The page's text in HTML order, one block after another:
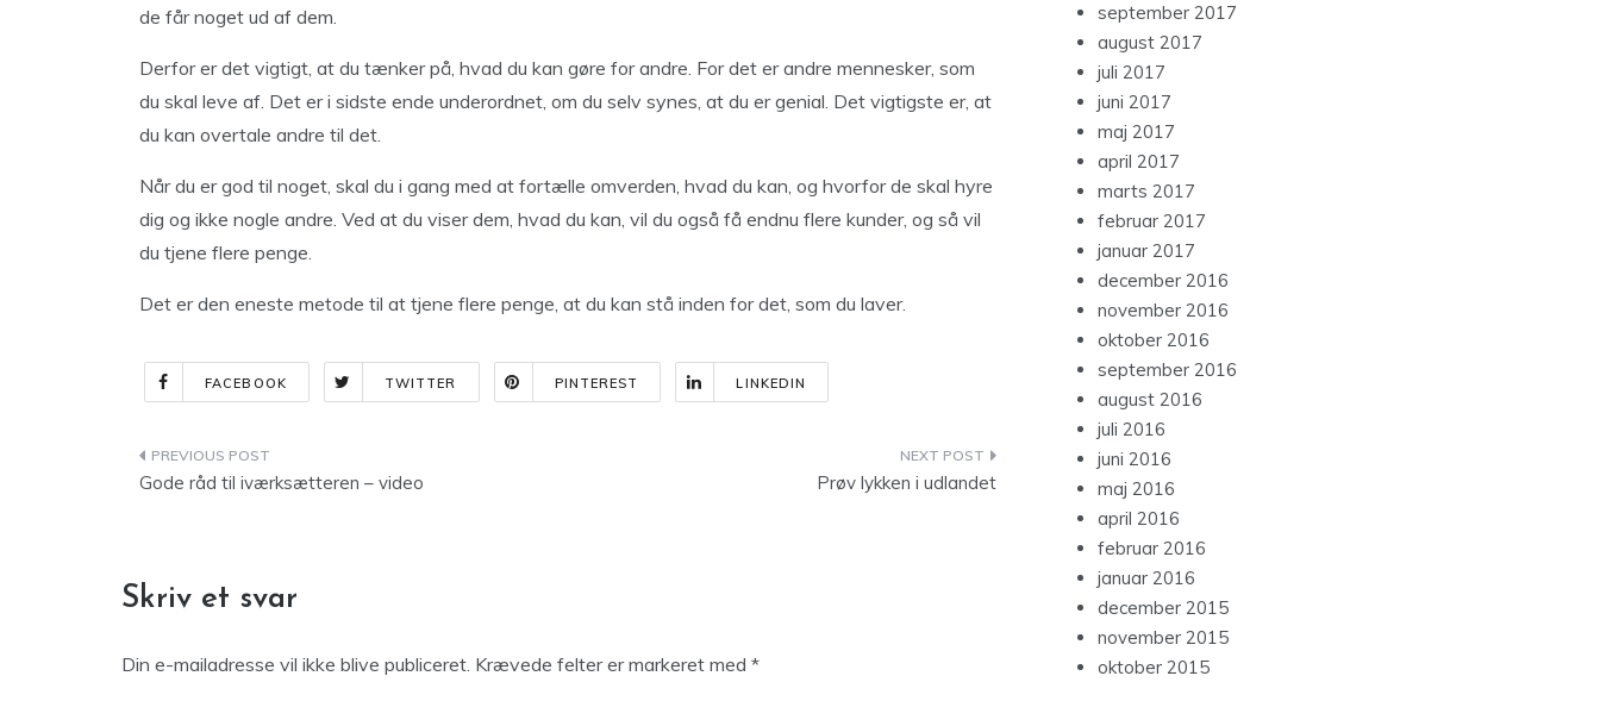
de får noget ud af dem.
Derfor er det vigtigt, at du tænker på, hvad du kan gøre for andre. For det er andre mennesker, som
du skal leve af. Det er i sidste ende underordnet, om du selv synes, at du er genial. Det vigtigste er, at
du kan overtale andre til det.
Når du er god til noget, skal du i gang med at fortælle omverden, hvad du kan, og hvorfor de skal hyre
dig og ikke nogle andre. Ved at du viser dem, hvad du kan, vil du også få endnu flere kunder, og så vil
du tjene flere penge.
Det er den eneste metode til at tjene flere penge, at du kan stå inden for det, som du laver.
FACEBOOK TWITTER PINTEREST LINKEDIN
Indlægsnavigation
Gode råd til iværksætteren – video Prøv lykken i udlandet
Skriv et svar
Din e-mailadresse vil ikke blive publiceret. Krævede felter er markeret med *
september 2017
august 2017
juli 2017
juni 2017
maj 2017
april 2017
marts 2017
februar 2017
januar 2017
december 2016
november 2016
oktober 2016
september 2016
august 2016
juli 2016
juni 2016
maj 2016
april 2016
februar 2016
januar 2016
december 2015
november 2015
oktober 2015